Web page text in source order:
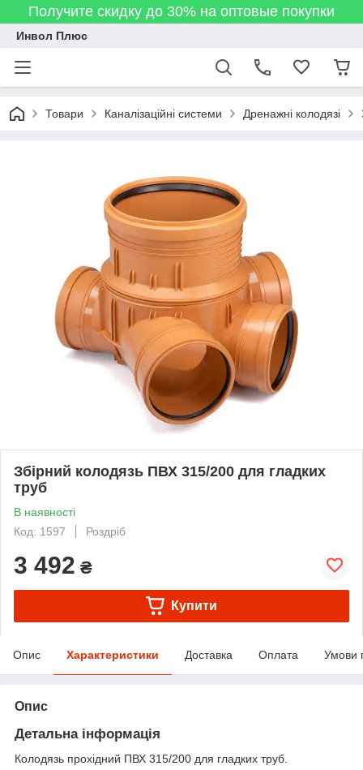
Получите скидку до 30% на оптовые покупки
Инвол Плюс
Товари Каналізаційні системи Дренажні колодязі
Збірний колодязь ПВХ 315/200 для гладких
труб
В наявності
Код: 1597
Роздріб
3 492 ₴
Купити
Опис Характеристики Доставка Оплата Умови
Опис
Детальна інформація
Колодязь прохідний ПВХ 315/200 для гладких труб.